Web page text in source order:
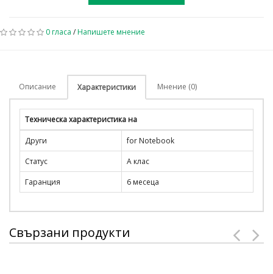
0 гласа /Напишете мнение
Описание Характеристики Мнение (0)
Техническа характеристика на
Други
for Notebook
Статус
A клас
Гаранция
6 месеца
Свързани продукти